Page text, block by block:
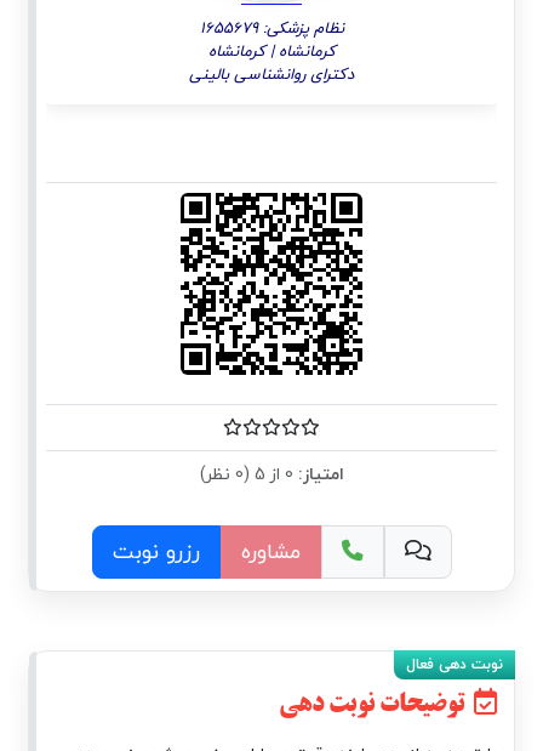
نظام پزشکی: 1655679
کرمانشاه | کرمانشاه
دکترای روانشناسی بالینی
امتیاز:
مشاوره رزرو نوبت
توضیحات نوبت دهی